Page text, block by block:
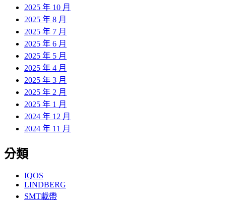
2025 年 10 月
2025 年 8 月
2025 年 7 月
2025 年 6 月
2025 年 5 月
2025 年 4 月
2025 年 3 月
2025 年 2 月
2025 年 1 月
2024 年 12 月
2024 年 11 月
分類
IQOS
LINDBERG
SMT載帶